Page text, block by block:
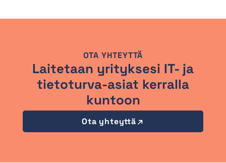
OTA YHTEYTTÄ
Laitetaan yrityksesi IT- ja
tietoturva-asiat kerralla
kuntoon
Ota yhteyttä